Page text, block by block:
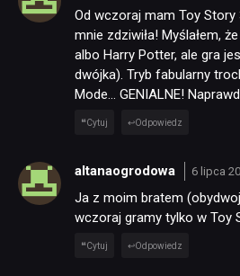
Od wczoraj mam Toy
mnie zdziwiła! Myślałem,
albo Harry Potter, ale gra
dwójka). Tryb fabularny
Mode… GENIALNE!
Cytuj Odpowiedz
altanaogrodowa 6 lipca
Ja z moim bratem
wczoraj gramy tylko w Toy
Cytuj Odpowiedz